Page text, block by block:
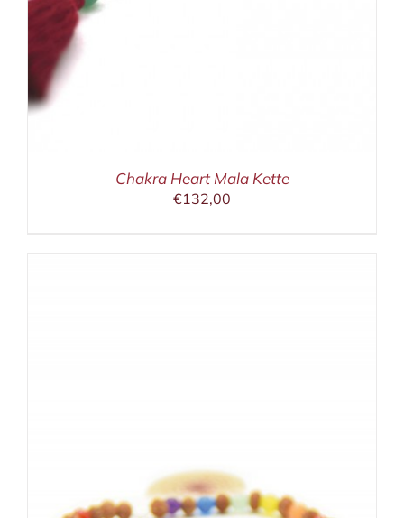
Chakra Heart Mala Kette
€132,00